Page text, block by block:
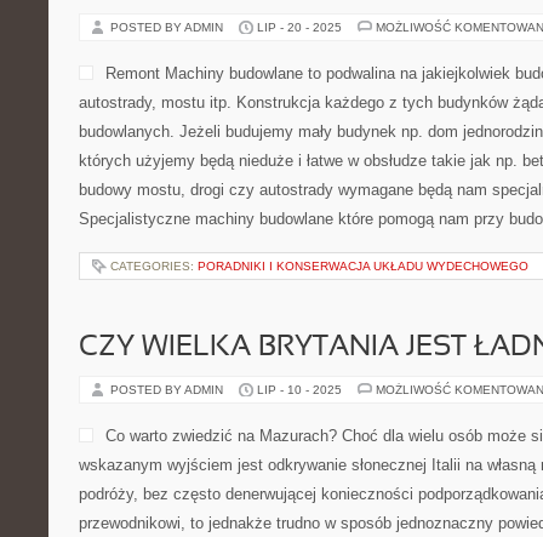
POSTED BY ADMIN LIP - 20 - 2025 MOŻLIWOŚĆ
Remont Machiny budowlane to podwalina na jakiejkolwiek
autostrady, mostu itp. Konstrukcja każdego z tych budynków
budowlanych. Jeżeli budujemy mały budynek np. dom
których użyjemy będą nieduże i łatwe w obsłudze takie jak np.
budowy mostu, drogi czy autostrady wymagane będą nam
Specjalistyczne machiny budowlane które pomogą nam przy
CATEGORIES: PORADNIKI I KONSERWACJA UKŁADU WYDECHOWEGO
CZY WIELKA BRYTANIA JEST
POSTED BY ADMIN LIP - 10 - 2025 MOŻLIWOŚĆ
Co warto zwiedzić na Mazurach? Choć dla wielu osób może
wskazanym wyjściem jest odkrywanie słonecznej Italii na
podróży, bez często denerwującej konieczności
przewodnikowi, to jednakże trudno w sposób jednoznaczny